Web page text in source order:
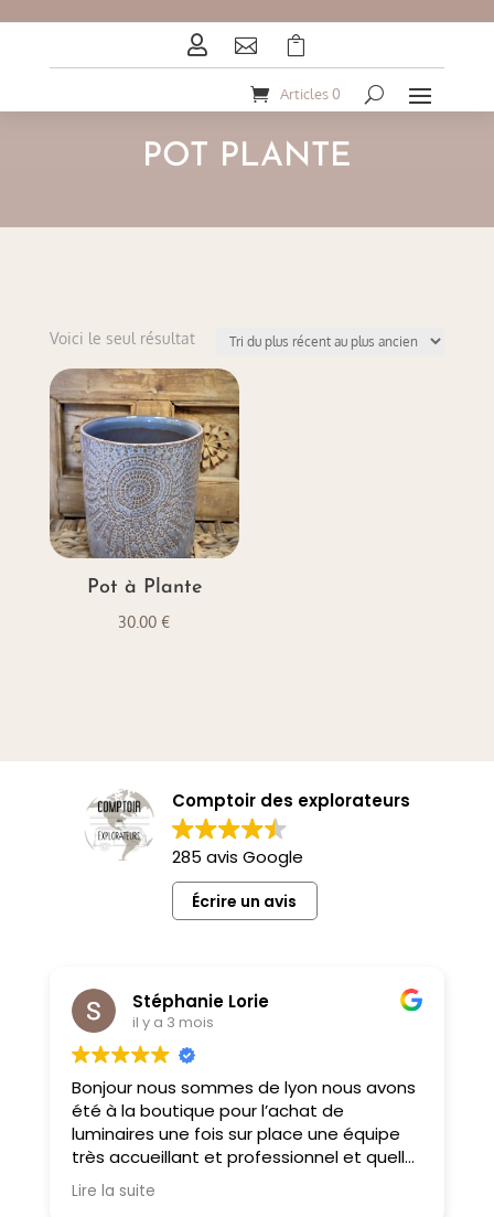
  
Articles 0
POT PLANTE
Voici le seul résultat
Pot à Plante
30.00€
Comptoir des explorateurs
285 avis Google
Écrire un avis
Stéphanie Lorie
il y a 3 mois
Bonjour nous sommes de lyon nous avons
été à la boutique pour l’achat de
luminaires une fois sur place une équipe
très accueillant et professionnel et quelle
choix on ne sait pas où donner de la tête
tellement il y a des choses magnifiques
Lire la suite